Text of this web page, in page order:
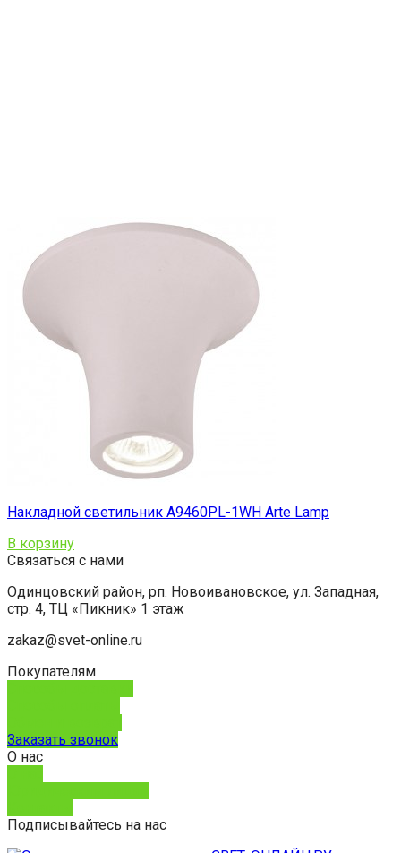
Накладной светильник A9460PL-1WH Arte Lamp
В корзину
Связаться с нами
Одинцовский район, рп. Новоивановское, ул. Западная,
стр. 4, ТЦ «Пикник» 1 этаж
zakaz@svet-online.ru
Покупателям
Заказать звонок
О нас
Подписывайтесь на нас